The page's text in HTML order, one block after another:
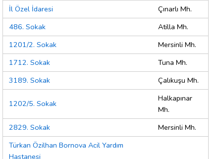
İl Özel İdaresi
Çınarlı Mh.
486. Sokak
Atilla Mh.
1201/2. Sokak
Mersinli Mh.
1712. Sokak
Tuna Mh.
3189. Sokak
Çalıkuşu Mh.
1202/5. Sokak
Halkapınar
Mh.
2829. Sokak
Mersinli Mh.
Türkan Özilhan Bornova Acil Yardım
Hastanesi